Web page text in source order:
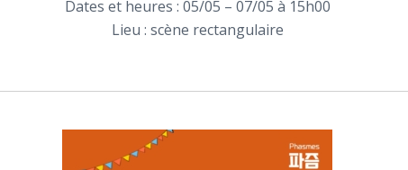
Dates et heures : 05/05 – 07/05 à 15h00
Lieu : scène rectangulaire